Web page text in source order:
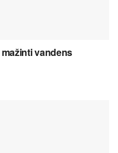
vandens